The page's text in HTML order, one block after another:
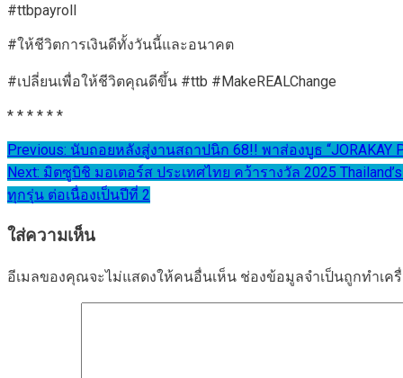
#ttbpayroll
#ให้ชีวิตการเงินดีทั้งวันนี้และอนาคต
#เปลี่ยนเพื่อให้ชีวิตคุณดีขึ้น #ttb #MakeREALChange
* * * * * *
แนะแนว
เรื่อง
Previous: นับถอยหลังสู่งานสถาปนิก 68!! พาส่องบูธ “JORAKAY
Next: มิตซูบิชิ มอเตอร์ส ประเทศไทย คว้ารางวัล 2025
ทุกรุ่น ต่อเนื่องเป็นปีที่ 2
ใส่ความเห็น
อีเมลของคุณจะไม่แสดงให้คนอื่นเห็น ช่องข้อมูลจำเป็นถูกทำเค